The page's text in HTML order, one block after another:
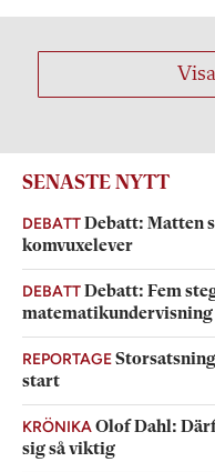
SENASTE NYTT
DEBATTDebatt: Matten
komvuxelever
DEBATTDebatt: Fem
matematikundervisning
REPORTAGE
start
KRÖNIKAOlof Dahl:
sig så viktig